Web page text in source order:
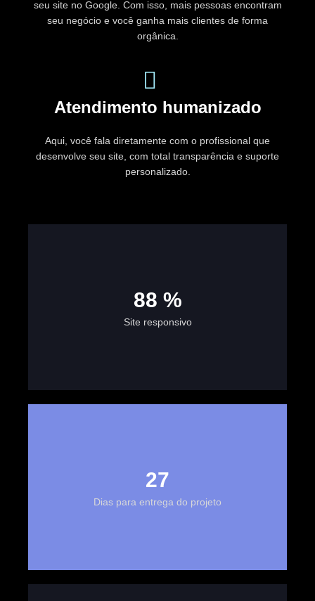
seu site no Google. Com isso, mais pessoas encontram
seu negócio e você ganha mais clientes de forma
orgânica.
Atendimento humanizado
Aqui, você fala diretamente com o profissional que
desenvolve seu site, com total transparência e suporte
personalizado.
100 %
Site responsivo
30
Dias para entrega do projeto